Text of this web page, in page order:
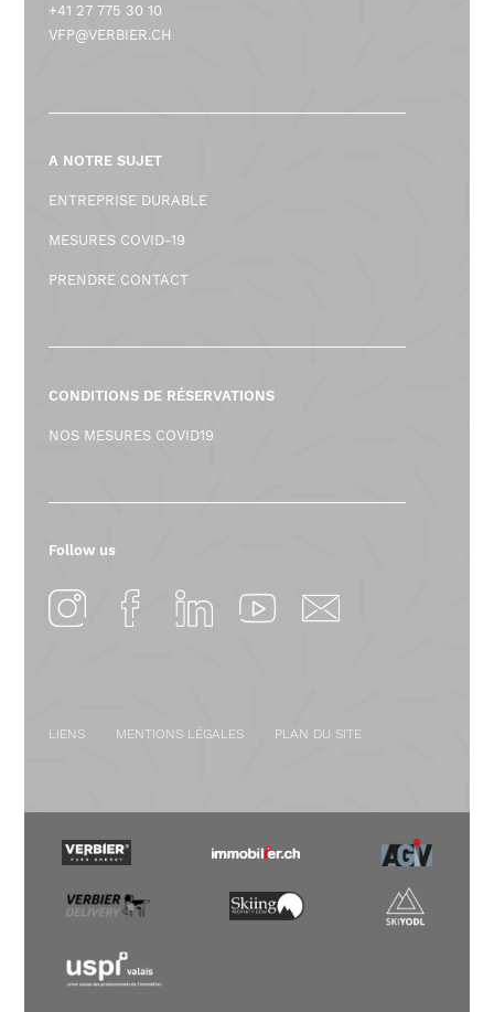
+41 27 775 30 10
VFP@VERBIER.CH
A NOTRE SUJET
ENTREPRISE DURABLE
MESURES COVID-19
PRENDRE CONTACT
CONDITIONS DE RÉSERVATIONS
NOS MESURES COVID19
Follow us
LIENS MENTIONS LÉGALES PLAN DU SITE